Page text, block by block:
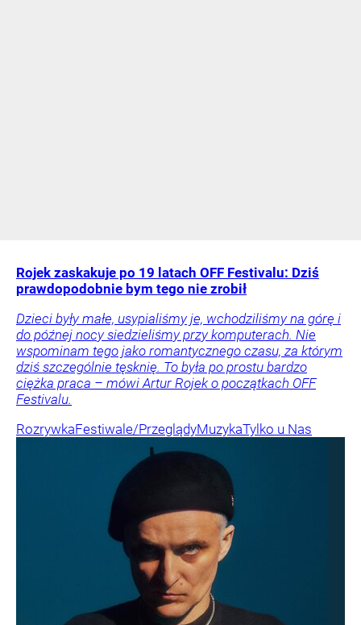
Rojek zaskakuje po 19 latach OFF Festivalu: Dziś
prawdopodobnie bym tego nie zrobił
Dzieci były małe, usypialiśmy je, wchodziliśmy na górę i
do późnej nocy siedzieliśmy przy komputerach. Nie
wspominam tego jako romantycznego czasu, za którym
dziś szczególnie tęsknię. To była po prostu bardzo
ciężka praca – mówi Artur Rojek o początkach OFF
Festivalu.
RozrywkaFestiwale/PrzeglądyMuzykaTylko u Nas